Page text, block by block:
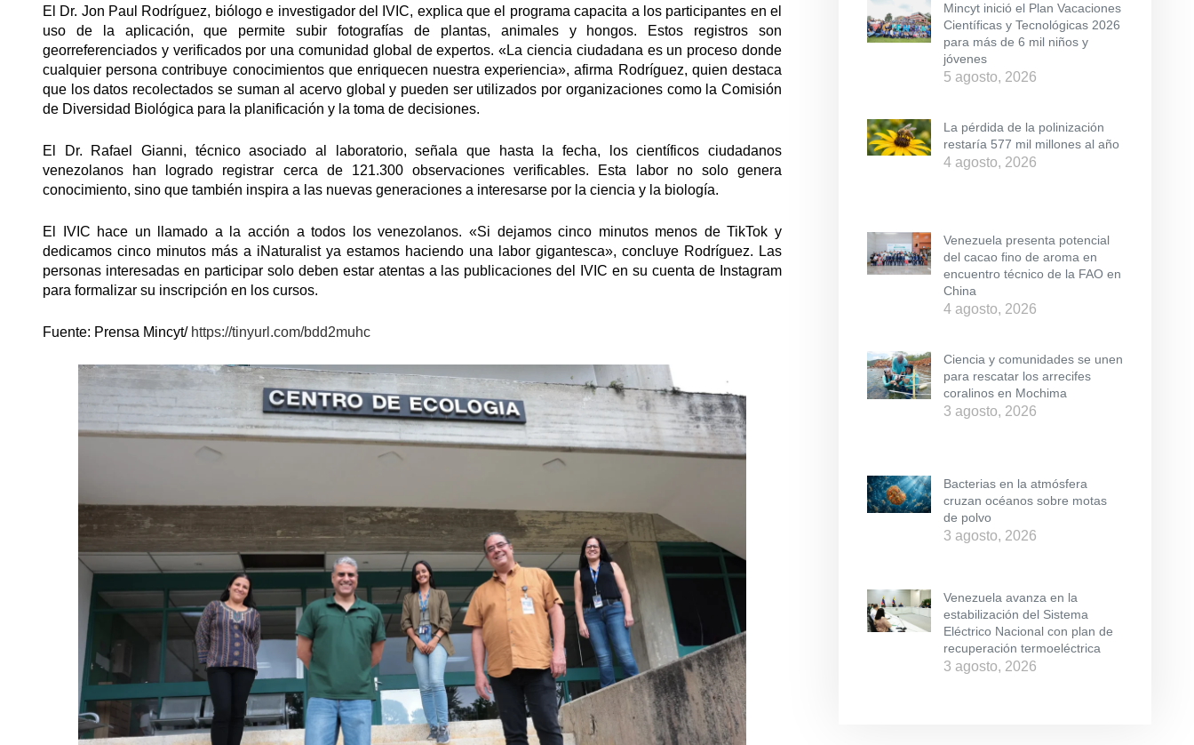
El Dr. Jon Paul Rodríguez, biólogo e investigador del IVIC, explica que el programa capacita a los participantes en el
uso de la aplicación, que permite subir fotografías de plantas, animales y hongos. Estos registros son
georreferenciados y verificados por una comunidad global de expertos. «La ciencia ciudadana es un proceso donde
cualquier persona contribuye conocimientos que enriquecen nuestra experiencia», afirma Rodríguez, quien destaca
que los datos recolectados se suman al acervo global y pueden ser utilizados por organizaciones como la Comisión
de Diversidad Biológica para la planificación y la toma de decisiones.
El Dr. Rafael Gianni, técnico asociado al laboratorio, señala que hasta la fecha, los científicos ciudadanos
venezolanos han logrado registrar cerca de 121.300 observaciones verificables. Esta labor no solo genera
conocimiento, sino que también inspira a las nuevas generaciones a interesarse por la ciencia y la biología.
El IVIC hace un llamado a la acción a todos los venezolanos. «Si dejamos cinco minutos menos de TikTok y
dedicamos cinco minutos más a iNaturalist ya estamos haciendo una labor gigantesca», concluye Rodríguez. Las
personas interesadas en participar solo deben estar atentas a las publicaciones del IVIC en su cuenta de Instagram
para formalizar su inscripción en los cursos.
Fuente: Prensa Mincyt/ https://tinyurl.com/bdd2muhc
Mincyt inició el Plan Vacaciones
Científicas y Tecnológicas 2026
para más de 6 mil niños y
jóvenes
5 agosto, 2026
La pérdida de la polinización
restaría 577 mil millones al año
4 agosto, 2026
Venezuela presenta potencial
del cacao fino de aroma en
encuentro técnico de la FAO en
China
4 agosto, 2026
Ciencia y comunidades se unen
para rescatar los arrecifes
coralinos en Mochima
3 agosto, 2026
Bacterias en la atmósfera
cruzan océanos sobre motas
de polvo
3 agosto, 2026
Venezuela avanza en la
estabilización del Sistema
Eléctrico Nacional con plan de
recuperación termoeléctrica
3 agosto, 2026